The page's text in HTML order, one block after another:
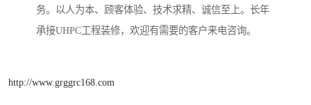
务。以人为本、顾客体验、技术求精、诚信至上。长年
承接UHPC工程装修，欢迎有需要的客户来电咨询。
http://www.grggrc168.com